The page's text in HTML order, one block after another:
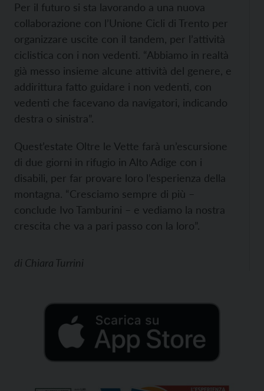
Per il futuro si sta lavorando a una nuova
collaborazione con l’Unione Cicli di Trento per
organizzare uscite con il tandem, per l’attività
ciclistica con i non vedenti. “Abbiamo in realtà
già messo insieme alcune attività del genere, e
addirittura fatto guidare i non vedenti, con
vedenti che facevano da navigatori, indicando
destra o sinistra”.
Quest’estate Oltre le Vette farà un’escursione
di due giorni in rifugio in Alto Adige con i
disabili, per far provare loro l’esperienza della
montagna. “Cresciamo sempre di più –
conclude Ivo Tamburini – e vediamo la nostra
crescita che va a pari passo con la loro”.
di Chiara Turrini